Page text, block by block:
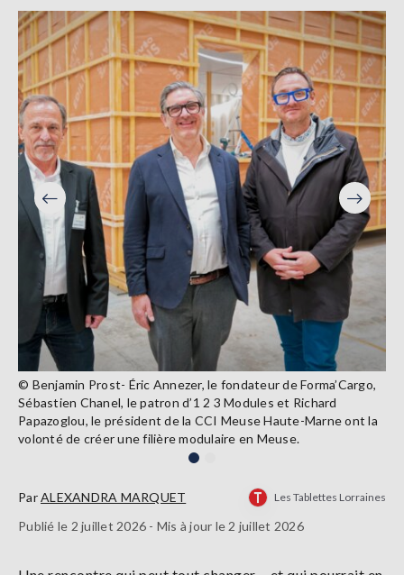
© Benjamin Prost- Éric Annezer, le fondateur de Forma’Cargo,
Sébastien Chanel, le patron d’1 2 3 Modules et Richard
Papazoglou, le président de la CCI Meuse Haute-Marne ont la
volonté de créer une filière modulaire en Meuse.
Précéden Suivant
ParALEXANDRA MARQUET Les Tablettes Lorraines
Publié le 2 juillet 2026 - Mis à jour le 2 juillet 2026